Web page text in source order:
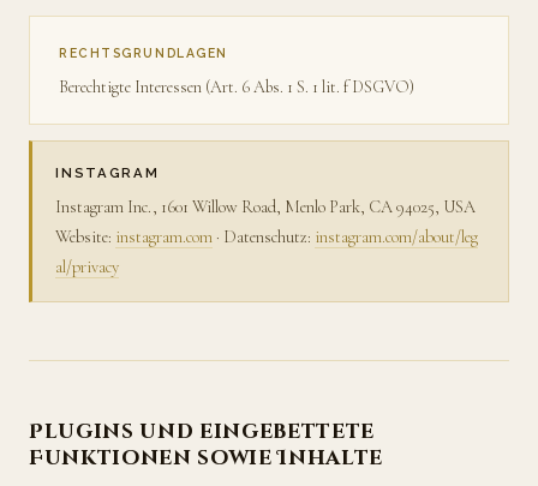
RECHTSGRUNDLAGEN
Berechtigte Interessen (Art. 6 Abs. 1 S. 1 lit. f DSGVO)
INSTAGRAM
Instagram Inc., 1601 Willow Road, Menlo Park, CA 94025, USA
Website: instagram.com · Datenschutz: instagram.com/about/leg
al/privacy
Plugins und eingebettete
Funktionen sowie Inhalte